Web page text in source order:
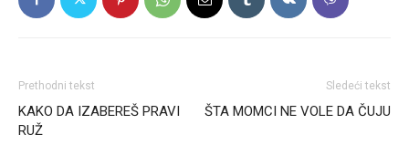
Prethodni tekst
KAKO DA IZABEREŠ PRAVI
RUŽ
Sledeći tekst
ŠTA MOMCI NE VOLE DA ČUJU